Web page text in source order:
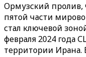
Ормузский пролив,
пятой части
стал ключевой
февраля 2024 года
территории Ирана.